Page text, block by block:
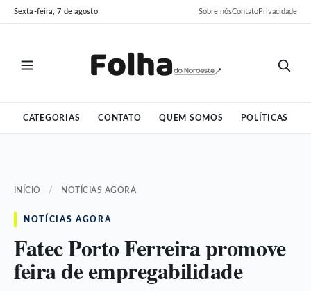
Pular
para
Pular
para
Sexta-feira, 7 de agosto Sobre nósContatoPrivacidade
CATEGORIAS CONTATO QUEM SOMOS POLÍTICAS
INÍCIO / NOTÍCIAS AGORA
NOTÍCIAS AGORA
Fatec Porto Ferreira promove
feira de empregabilidade